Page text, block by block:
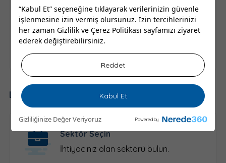
“Kabul Et” seçeneğine tıklayarak verilerinizin güvenle
işlenmesine izin vermiş olursunuz. İzin tercihlerinizi
her zamanGizlilik ve Çerez Politikası sayfamızı ziyaret
ederek değiştirebilirsiniz.
Reddet
Kabul Et
Gizliliğinize Değer Veriyoruz Powered by
Yukarıdan ilçe seçimi yaparak bana en yakın
Berberler Kütahya şehrinde nerede ve nasıl
gidilir öğrenebilir, yol tarifi alabilirsiniz.
Lokal İşletmeleri Keşfet
Sektör Seçin
İhtiyacınız olan sektörü bulun.